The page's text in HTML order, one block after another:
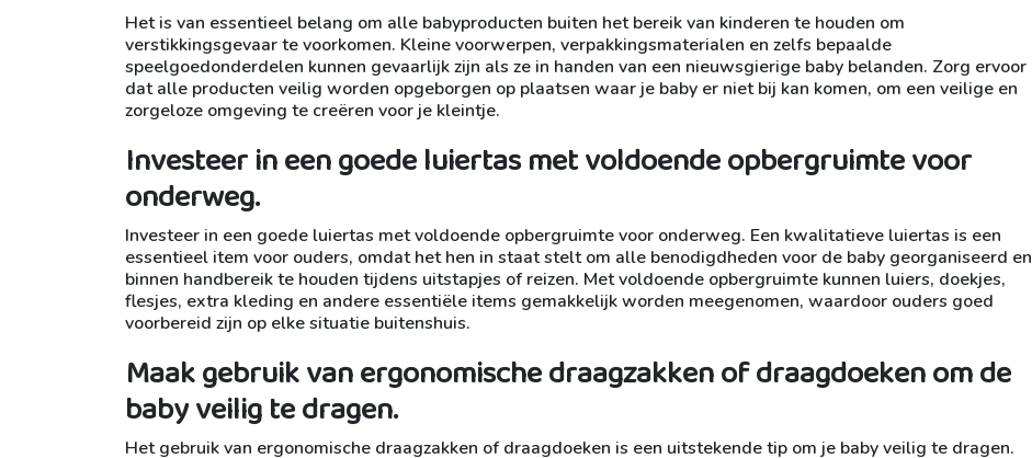
Het is van essentieel belang om alle babyproducten buiten het bereik van kinderen te houden om
verstikkingsgevaar te voorkomen. Kleine voorwerpen, verpakkingsmaterialen en zelfs bepaalde
speelgoedonderdelen kunnen gevaarlijk zijn als ze in handen van een nieuwsgierige baby belanden. Zorg ervoor
dat alle producten veilig worden opgeborgen op plaatsen waar je baby er niet bij kan komen, om een veilige en
zorgeloze omgeving te creëren voor je kleintje.
Investeer in een goede luiertas met voldoende opbergruimte voor
onderweg.
Investeer in een goede luiertas met voldoende opbergruimte voor onderweg. Een kwalitatieve luiertas is een
essentieel item voor ouders, omdat het hen in staat stelt om alle benodigdheden voor de baby georganiseerd en
binnen handbereik te houden tijdens uitstapjes of reizen. Met voldoende opbergruimte kunnen luiers, doekjes,
flesjes, extra kleding en andere essentiële items gemakkelijk worden meegenomen, waardoor ouders goed
voorbereid zijn op elke situatie buitenshuis.
Maak gebruik van ergonomische draagzakken of draagdoeken om de
baby veilig te dragen.
Het gebruik van ergonomische draagzakken of draagdoeken is een uitstekende tip om je baby veilig te dragen.